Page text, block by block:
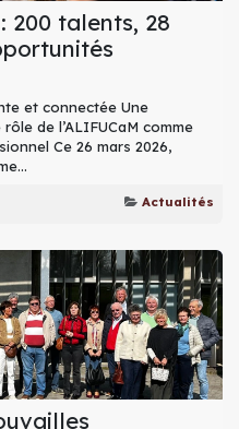
200 talents, 28
et connectée Une
de l’ALIFUCaM comme
Ce 26 mars 2026,
Actualités